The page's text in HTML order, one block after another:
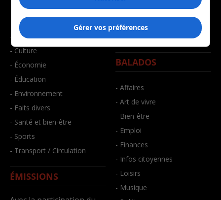
- Affaires municipales
- Communauté / Social
- Culture
- Économie
- Éducation
- Environnement
- Faits divers
- Santé et bien-être
- Sports
- Transport / Circulation
ÉMISSIONS
- Joué récemment
BALADOS
- Affaires
- Art de vivre
- Bien-être
- Emploi
- Finances
- Infos citoyennes
- Loisirs
- Musique
Gérer vos préférences